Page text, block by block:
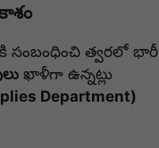
సంబంధించి త్వరలో భారీ
ఖాళీగా ఉన్నట్లు
Department)